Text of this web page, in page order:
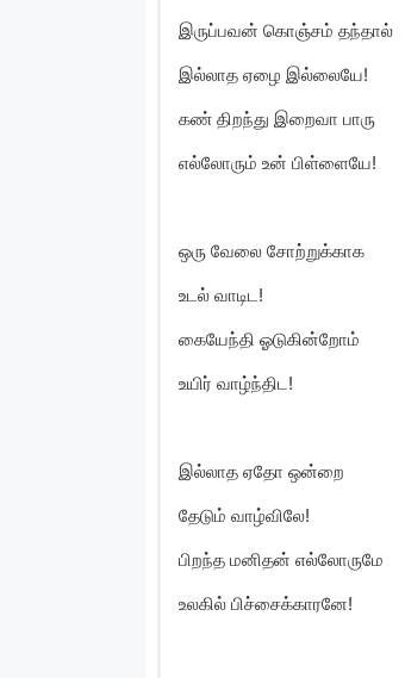
இருப்பவன் கொஞ்சம் தந்தால்
இல்லாத ஏழை இல்லையே!
கண் திறந்து இறைவா பாரு
எல்லோரும் உன் பிள்ளையே!
ஒரு வேலை சோற்றுக்காக
உடல் வாடிட!
கையேந்தி ஓடுகின்றோம்
உயிர் வாழ்ந்திட!
இல்லாத ஏதோ ஒன்றை
தேடும் வாழ்விலே!
பிறந்த மனிதன் எல்லோருமே
உலகில் பிச்சைக்காரனே!